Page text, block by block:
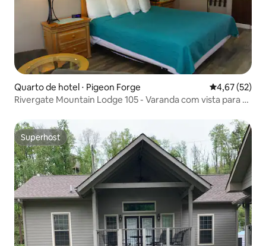
Quarto de hotel ⋅ Pigeon Forge 4,67 de uma
4,67 (52)
Rivergate Mountain Lodge 105 - Varanda com vista para o
Superhost
Superhost